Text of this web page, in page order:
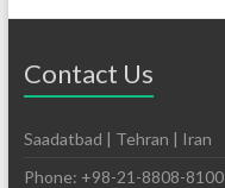
Contact Us
Saadatbad | Tehran | Iran
Phone: +98-21-8808-8100